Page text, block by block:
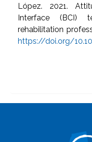
López. 2021.
Interface (BCI)
rehabilitation
https://doi.org/